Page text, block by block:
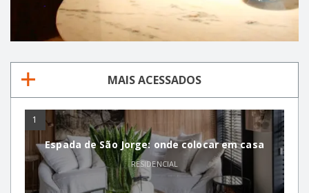
MAIS ACESSADOS
1
Espada de São Jorge: onde colocar em casa
RESIDENCIAL